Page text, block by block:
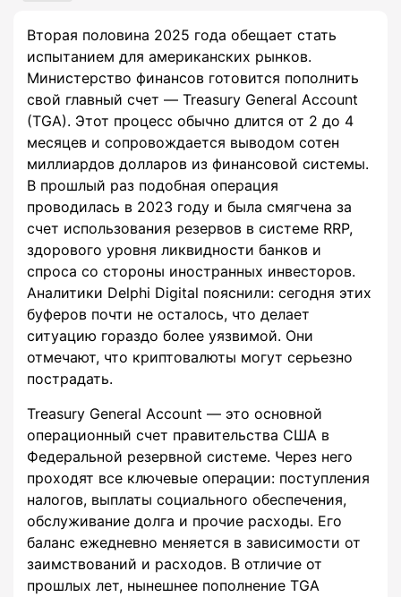
Вторая половина 2025 года обещает стать
испытанием для американских рынков.
Министерство финансов готовится пополнить
свой главный счет — Treasury General Account
(TGA). Этот процесс обычно длится от 2 до 4
месяцев и сопровождается выводом сотен
миллиардов долларов из финансовой системы.
В прошлый раз подобная операция
проводилась в 2023 году и была смягчена за
счет использования резервов в системе RRP,
здорового уровня ликвидности банков и
спроса со стороны иностранных инвесторов.
Аналитики Delphi Digital пояснили: сегодня этих
буферов почти не осталось, что делает
ситуацию гораздо более уязвимой. Они
отмечают, что криптовалюты могут серьезно
пострадать.
Treasury General Account — это основной
операционный счет правительства США в
Федеральной резервной системе. Через него
проходят все ключевые операции: поступления
налогов, выплаты социального обеспечения,
обслуживание долга и прочие расходы. Его
баланс ежедневно меняется в зависимости от
заимствований и расходов. В отличие от
прошлых лет, нынешнее пополнение TGA